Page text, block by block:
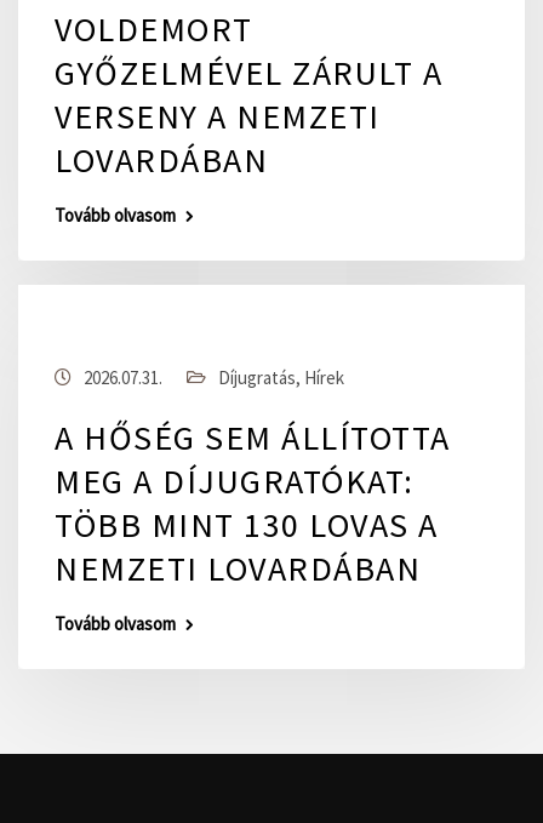
VOLDEMORT
GYŐZELMÉVEL ZÁRULT A
VERSENY A NEMZETI
LOVARDÁBAN
Tovább olvasom
2026.07.31. Díjugratás, Hírek
A HŐSÉG SEM ÁLLÍTOTTA
MEG A DÍJUGRATÓKAT:
TÖBB MINT 130 LOVAS A
NEMZETI LOVARDÁBAN
Tovább olvasom